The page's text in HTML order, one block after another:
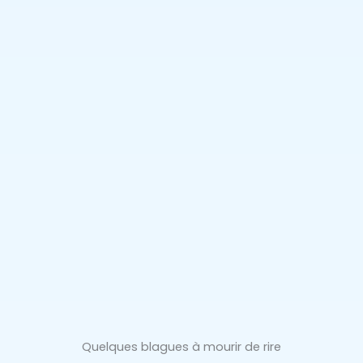
Quelques blagues à mourir de rire